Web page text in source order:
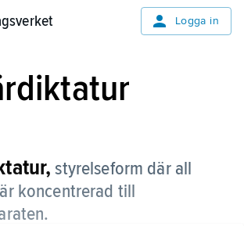
Logga in
styrelseform där all
koncentrerad till